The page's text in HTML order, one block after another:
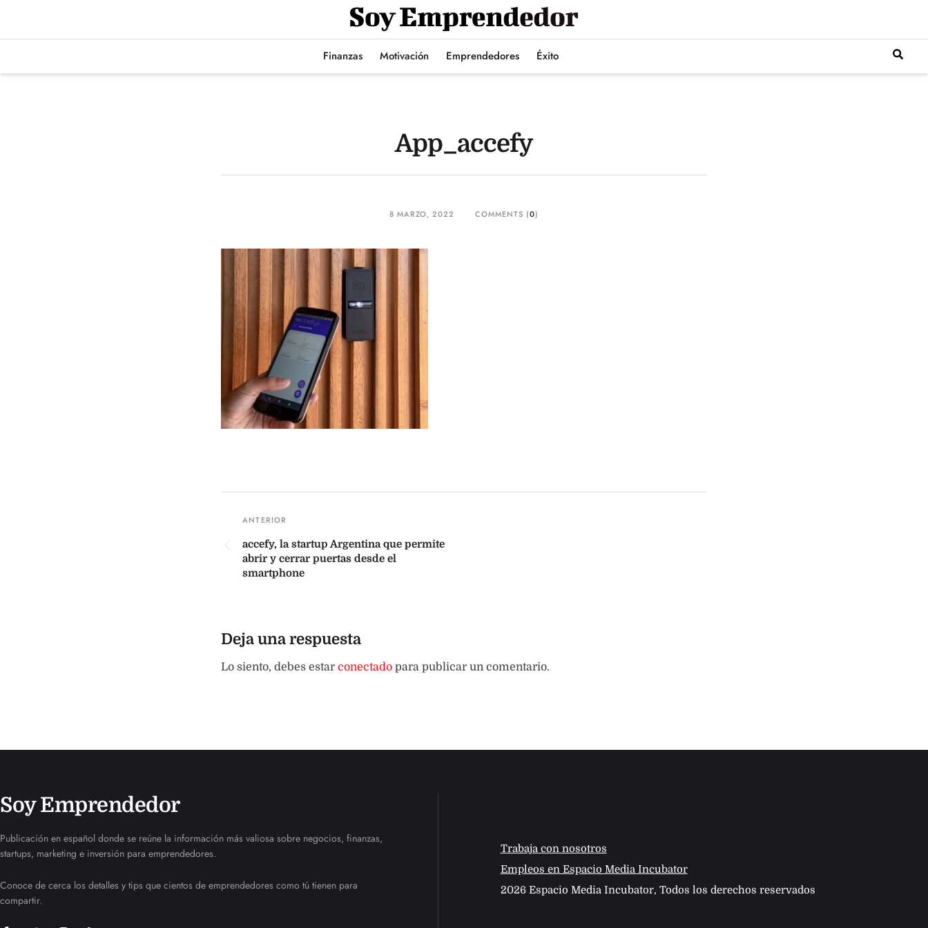
Finanzas Motivación Emprendedores Éxito
App_accefy
8 MARZO, 2022 COMMENTS (0)
accefy, la startup Argentina que permite
abrir y cerrar puertas desde el
smartphone
Deja una respuesta
Lo siento, debes estar conectado para publicar un comentario.
Soy Emprendedor
Publicación en español donde se reúne la información más valiosa sobre negocios, finanzas,
startups, marketing e inversión para emprendedores.
Conoce de cerca los detalles y tips que cientos de emprendedores como tú tienen para
compartir.
Trabaja con nosotros
Empleos en Espacio Media Incubator
2026 Espacio Media Incubator, Todos los derechos reservados